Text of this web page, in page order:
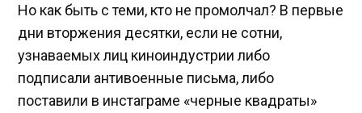
Но как быть с теми, кто не промолчал? В первые
дни вторжения десятки, если не сотни,
узнаваемых лиц киноиндустрии либо
подписали антивоенные письма, либо
поставили в инстаграме «черные квадраты»